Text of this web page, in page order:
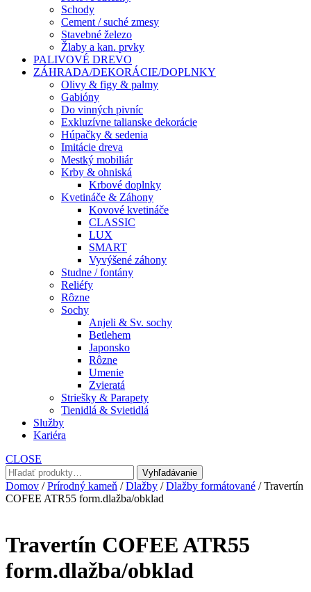
Schody
Cement / suché zmesy
Stavebné železo
Žlaby a kan. prvky
PALIVOVÉ DREVO
ZÁHRADA/DEKORÁCIE/DOPLNKY
Olivy & figy & palmy
Gabióny
Do vinných pivníc
Exkluzívne talianske dekorácie
Húpačky & sedenia
Imitácie dreva
Mestký mobiliár
Krby & ohniská
Krbové doplnky
Kvetináče & Záhony
Kovové kvetináče
CLASSIC
LUX
SMART
Vyvýšené záhony
Studne / fontány
Reliéfy
Rôzne
Sochy
Anjeli & Sv. sochy
Betlehem
Japonsko
Rôzne
Umenie
Zvieratá
Striešky & Parapety
Tienidlá & Svietidlá
Služby
Kariéra
CLOSE
Hľadať:
Vyhľadávanie
Domov /Prírodný kameň /Dlažby /Dlažby formátované / Travertín
COFEE ATR55 form.dlažba/obklad
Travertín COFEE ATR55
form.dlažba/obklad